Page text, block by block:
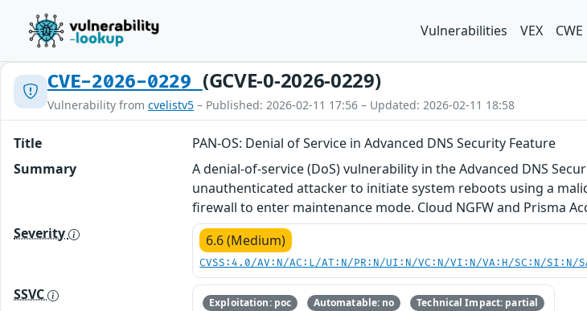
Vulnerabilities VEX CWE
CVE-2026-0229 (GCVE-0-2026-0229)
Vulnerability from cvelistv5 – Published: 2026-02-11 17:56 – Updated: 2026-02-11 18:58
Title
PAN-OS: Denial of Service in Advanced DNS Security Feature
Summary
A denial-of-service (DoS) vulnerability in the Advanced DNS
unauthenticated attacker to initiate system reboots using a
firewall to enter maintenance mode. Cloud NGFW and Prisma
Severity
6.6 (Medium)
CVSS:4.0/AV:N/AC:L/AT:N/PR:N/UI:N/VC:N/VI:N/VA:H/SC:N/SI:N/
SSVC Exploitation: poc Automatable: no Technical Impact: partial